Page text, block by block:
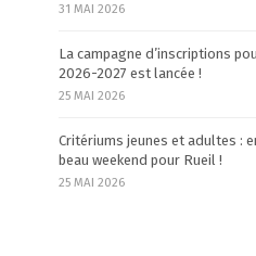
31 MAI 2026
La campagne d’inscriptions
2026-2027 est lancée !
25 MAI 2026
Critériums jeunes et adultes :
beau weekend pour Rueil !
25 MAI 2026